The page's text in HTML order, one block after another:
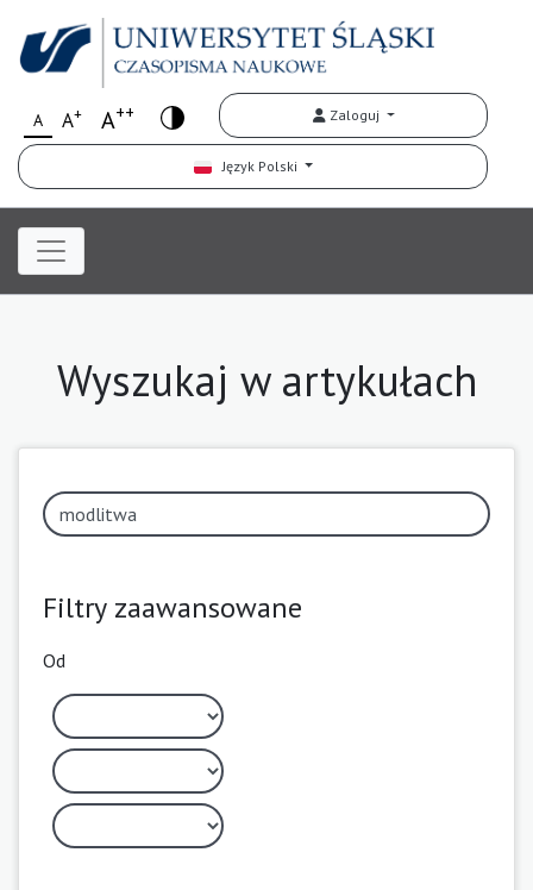
A A+ A++ Zaloguj
Język Polski
Wyszukaj w artykułach
Filtry zaawansowane
Od